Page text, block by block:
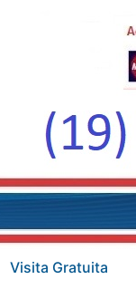
Visita Gratuita